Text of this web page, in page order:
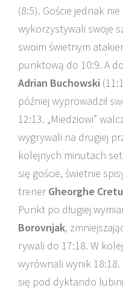
(8:5). Goście jednak
wykorzystywali swoje
swoim świetnym
punktową do 10:9. A
Adrian Buchowski
później wyprowadził
12:13. „Miedziowi”
wygrywali na drugiej
kolejnych minutach
się goście, świetnie
trenerGheorghe Cretu
Punkt po długiej
Borovnjak,
rywali do 17:18. W
wyrównali wynik 18:18.
się pod dyktando